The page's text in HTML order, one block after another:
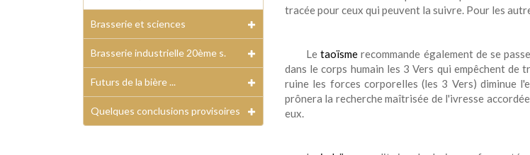
tracée pour ceux qui peuvent la suivre. Pour les
Letaoïsmerecommande également de se
dans le corps humain les 3 Vers qui empêchent
ruine les forces corporelles (les 3 Vers) diminue
prônera la recherche maîtrisée de l'ivresse
eux.
Brasserie et sciences
Brasserie industrielle 20ème s.
Futurs de la bière ...
Quelques conclusions provisoires